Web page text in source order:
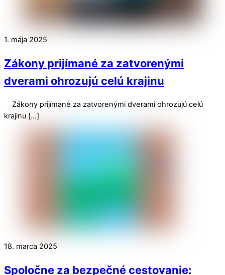
1. mája 2025
Zákony prijímané za zatvorenými
dverami ohrozujú celú krajinu
Zákony prijímané za zatvorenými dverami ohrozujú celú
krajinu […]
18. marca 2025
Spoločne za bezpečné cestovanie: